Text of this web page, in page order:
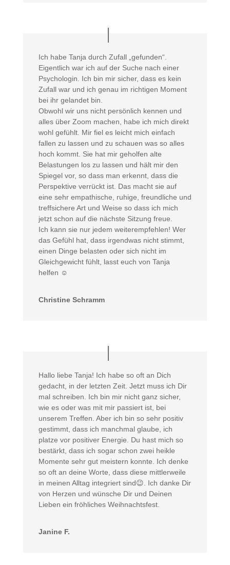
Ich habe Tanja durch Zufall „gefunden“.
Eigentlich war ich auf der Suche nach einer
Psychologin. Ich bin mir sicher, dass es kein
Zufall war und ich genau im richtigen Moment
bei ihr gelandet bin.
Obwohl wir uns nicht persönlich kennen und
alles über Zoom machen, habe ich mich direkt
wohl gefühlt. Mir fiel es leicht mich einfach
fallen zu lassen und zu schauen was so alles
hoch kommt. Sie hat mir geholfen alte
Belastungen los zu lassen und hält mir den
Spiegel vor, so dass man erkennt, dass die
Perspektive verrückt ist. Das macht sie auf
eine sehr empathische, ruhige, freundliche und
treffsichere Art und Weise so dass ich mich
jetzt schon auf die nächste Sitzung freue.
Ich kann sie nur jedem weiterempfehlen! Wer
das Gefühl hat, dass irgendwas nicht stimmt,
einen Dinge belasten oder sich nicht im
Gleichgewicht fühlt, lasst euch von Tanja
helfen ☺️
Christine Schramm
Hallo liebe Tanja! Ich habe so oft an Dich
gedacht, in der letzten Zeit. Jetzt muss ich Dir
mal schreiben. Ich bin mir nicht ganz sicher,
wie es oder was mit mir passiert ist, bei
unserem Treffen. Aber ich bin so sehr positiv
gestimmt, dass ich manchmal glaube, ich
platze vor positiver Energie. Du hast mich so
bestärkt, dass ich sogar schon zwei heikle
Momente sehr gut meistern konnte. Ich denke
so oft an deine Worte, dass diese mittlerweile
in meinen Alltag integriert sind😉. Ich danke Dir
von Herzen und wünsche Dir und Deinen
Lieben ein fröhliches Weihnachtsfest.
Janine F.